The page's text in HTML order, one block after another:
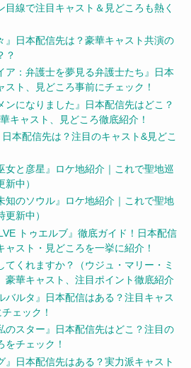
目線で注目キャスト＆見どころも熱く
』日本配信先は？豪華キャスト共演の
？
ア：弁護士を夢見る弁護士たち』日本
スト、見どころ事前にチェック！
ンになりました』日本配信先はどこ？
キャスト、見どころ徹底紹介！
本配信先は？注目のキャスト&見どこ
女と彦星』ロケ地紹介｜これで聖地巡
中）
知のソウル』ロケ地紹介｜これで聖地
新中）
トゥエルブ』徹底ガイド！日本配信
ャスト・見どころを一挙に紹介！
てくれますか？（ウジュ・マリー・ミ
豪華キャスト、注目ポイント徹底紹介
バルタ』日本配信はある？注目キャス
ェック！
のスター』日本配信先はどこ？注目の
をチェック！
』日本配信先はある？実力派キャスト